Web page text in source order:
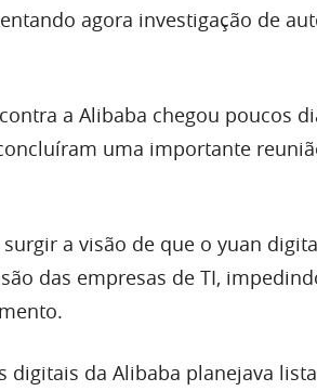
agora investigação de
a Alibaba chegou poucos
uma importante
a visão de que o yuan
das empresas de TI,
digitais da Alibaba planejava